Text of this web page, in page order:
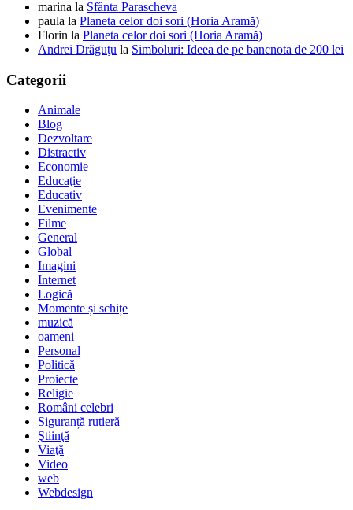
marina la Sfânta Parascheva
paula la Planeta celor doi sori (Horia Aramă)
Florin la Planeta celor doi sori (Horia Aramă)
Andrei Drăguţu la Simboluri: Ideea de pe bancnota de 200 lei
Categorii
Animale
Blog
Dezvoltare
Distractiv
Economie
Educaţie
Educativ
Evenimente
Filme
General
Global
Imagini
Internet
Logică
Momente și schițe
muzică
oameni
Personal
Politică
Proiecte
Religie
Români celebri
Siguranță rutieră
Ştiinţă
Viaţă
Video
web
Webdesign